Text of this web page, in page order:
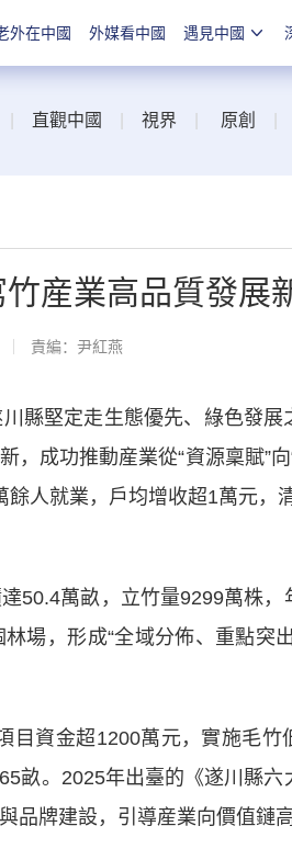
外在中國 外媒看中國 遇見中國
直觀中國 視界 原創
産業高品質發展
責編：尹紅燕
堅定走生態優先、綠色發展
成功推動産業從“資源稟賦”向
人就業，戶均增收超1萬元，
萬畝，立竹量9299萬株，
場，形成“全域分佈、重點突出
資金超1200萬元，實施毛竹
畝。2025年出臺的《遂川縣六
品牌建設，引導産業向價值鏈高